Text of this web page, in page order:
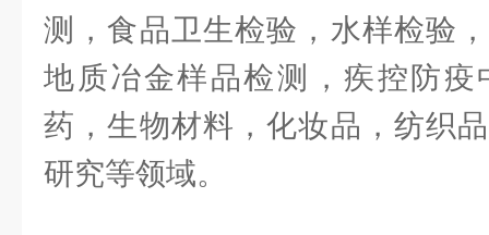
测，食品卫生检验，水样检验
地质冶金样品检测，疾控防疫
药，生物材料，化妆品，纺织
研究等领域。